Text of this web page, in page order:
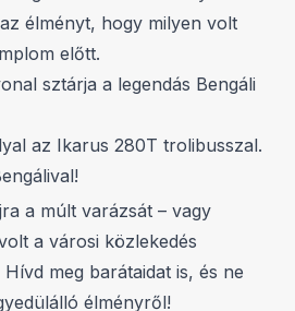
élményt, hogy milyen volt
előtt.
sztárja a legendás Bengáli
az Ikarus 280T trolibusszal.
a múlt varázsát – vagy
a városi közlekedés
meg barátaidat is, és ne
élményről!